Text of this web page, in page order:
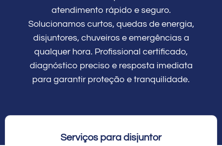
atendimento rápido e seguro.
Solucionamos curtos, quedas de energia,
disjuntores, chuveiros e emergências a
qualquer hora. Profissional certificado,
diagnóstico preciso e resposta imediata
para garantir proteção e tranquilidade.
Serviços para disjuntor